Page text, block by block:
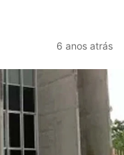
6 anos atrás